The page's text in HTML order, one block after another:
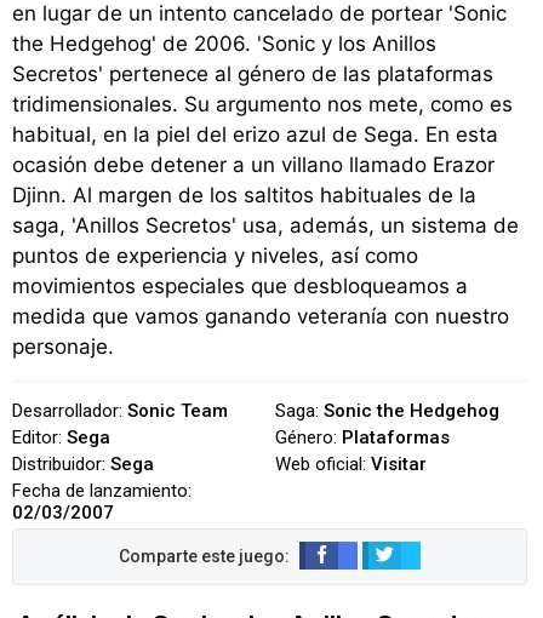
en lugar de un intento cancelado de portear 'Sonic
the Hedgehog' de 2006. 'Sonic y los Anillos
Secretos' pertenece al género de las plataformas
tridimensionales. Su argumento nos mete, como es
habitual, en la piel del erizo azul de Sega. En esta
ocasión debe detener a un villano llamado Erazor
Djinn. Al margen de los saltitos habituales de la
saga, 'Anillos Secretos' usa, además, un sistema de
puntos de experiencia y niveles, así como
movimientos especiales que desbloqueamos a
medida que vamos ganando veteranía con nuestro
personaje.
Desarrollador: Sonic Team
Editor: Sega
Distribuidor: Sega
Fecha de lanzamiento:
02/03/2007
Saga: Sonic the Hedgehog
Género: Plataformas
Web oficial: Visitar